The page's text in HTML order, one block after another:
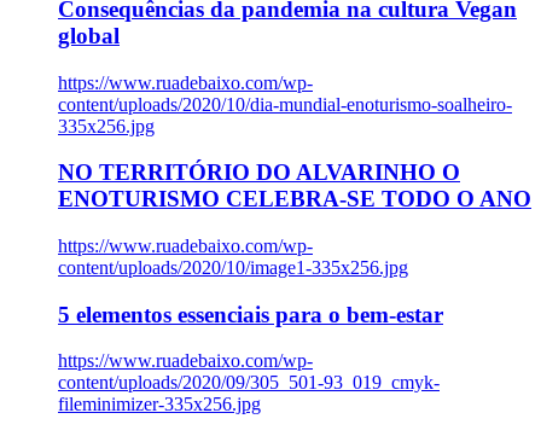
Consequências da pandemia na cultura Vegan
global
https://www.ruadebaixo.com/wp-
content/uploads/2020/10/dia-mundial-enoturismo-soalheiro-
335x256.jpg
NO TERRITÓRIO DO ALVARINHO O
ENOTURISMO CELEBRA-SE TODO O ANO
https://www.ruadebaixo.com/wp-
content/uploads/2020/10/image1-335x256.jpg
5 elementos essenciais para o bem-estar
https://www.ruadebaixo.com/wp-
content/uploads/2020/09/305_501-93_019_cmyk-
fileminimizer-335x256.jpg